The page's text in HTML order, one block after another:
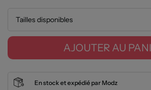
Tailles disponibles
AJOUTER AU
En stock et expédié par Modz